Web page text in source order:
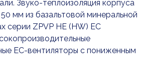
Звуко-теплоизоляция корпуса
мм из базальтовой минеральной
серии ZPVP HE (HW) EC
ЕС-вентиляторы с пониженным